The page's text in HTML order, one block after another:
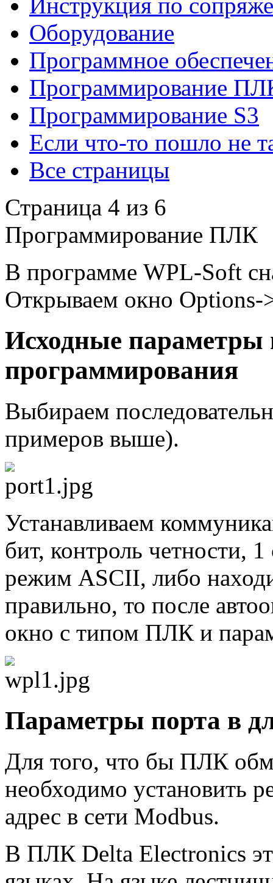
Инструкция по
Оборудование
Программное
Программирование
Программирование S3
Если что-то пошло не
Все страницы
Страница 4 из 6
Программирование ПЛК
В программе WPL-Soft
Открываем окно Options-
Исходные параметры
программирования
Выбираем
примеров выше).
Устанавливаем
бит, контроль четности,
режим ASCII, либо
правильно, то после
окно с типом ПЛК и
Параметры порта в
Для того, что бы ПЛК
необходимо установить
адрес в сети Modbus.
В ПЛК Delta Electronics